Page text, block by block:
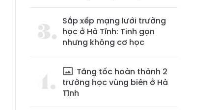
Sắp xếp mạng lưới trường
học ở Hà Tĩnh: Tinh gọn
nhưng không cơ học
Tăng tốc hoàn thành 2
trường học vùng biên ở Hà
Tĩnh